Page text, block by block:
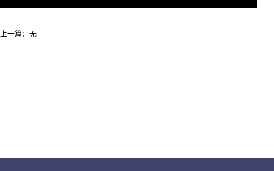
上一篇：无